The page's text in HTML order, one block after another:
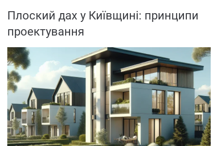
Плоский дах у Київщині: принципи
проектування